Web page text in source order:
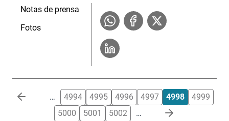
Notas de prensa
Fotos
Paginación … 4994 4995 4996 4997 4998
4999
5000
5001 5002 …